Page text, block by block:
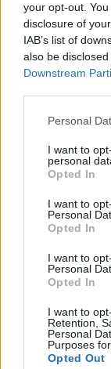
your opt-out.
disclosure of
IAB’s list of
also be
Downstream
Personal
I want to
personal
Opted In
I want to
Personal
Opted In
I want to
Personal
Opted In
I want to
Retention,
Personal
Purposes
Opted Out